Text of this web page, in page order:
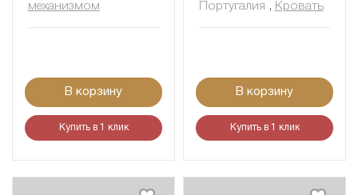
механизмом
В корзину
Купить в 1 клик
Португалия , Кровать
В корзину
Купить в 1 клик